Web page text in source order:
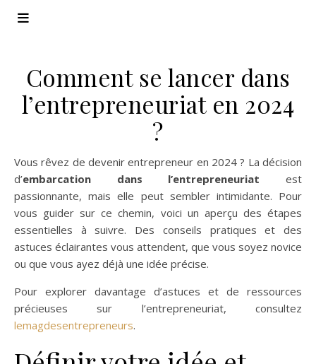
Comment se lancer dans
l’entrepreneuriat en 2024
?
Vous rêvez de devenir entrepreneur en 2024 ? La décision
d’embarcation dans l’entrepreneuriat est
passionnante, mais elle peut sembler intimidante. Pour
vous guider sur ce chemin, voici un aperçu des étapes
essentielles à suivre. Des conseils pratiques et des
astuces éclairantes vous attendent, que vous soyez novice
ou que vous ayez déjà une idée précise.
Pour explorer davantage d’astuces et de ressources
précieuses sur l’entrepreneuriat, consultez
lemagdesentrepreneurs.